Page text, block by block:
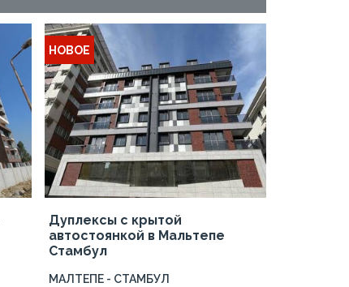
Дуплексы с крытой
автостоянкой в Мальтепе
Стамбул
МАЛТЕПЕ - СТАМБУЛ
НОВОЕ